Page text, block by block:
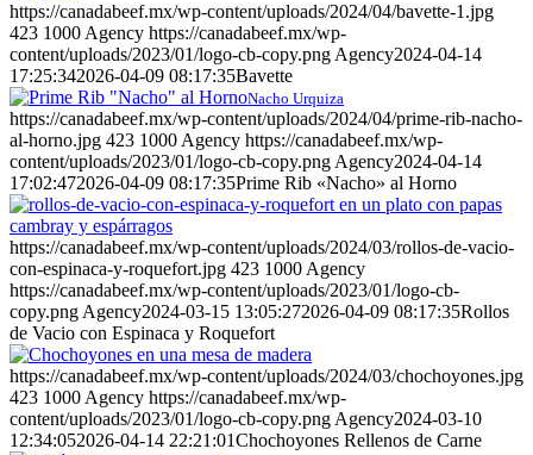
https://canadabeef.mx/wp-content/uploads/2024/04/bavette-1.jpg
423 1000 Agency https://canadabeef.mx/wp-
content/uploads/2023/01/logo-cb-copy.png Agency2024-04-14
17:25:342026-04-09 08:17:35Bavette
Nacho Urquiza
https://canadabeef.mx/wp-content/uploads/2024/04/prime-rib-nacho-
al-horno.jpg 423 1000 Agency https://canadabeef.mx/wp-
content/uploads/2023/01/logo-cb-copy.png Agency2024-04-14
17:02:472026-04-09 08:17:35Prime Rib «Nacho» al Horno
https://canadabeef.mx/wp-content/uploads/2024/03/rollos-de-vacio-
con-espinaca-y-roquefort.jpg 423 1000 Agency
https://canadabeef.mx/wp-content/uploads/2023/01/logo-cb-
copy.png Agency2024-03-15 13:05:272026-04-09 08:17:35Rollos
de Vacio con Espinaca y Roquefort
https://canadabeef.mx/wp-content/uploads/2024/03/chochoyones.jpg
423 1000 Agency https://canadabeef.mx/wp-
content/uploads/2023/01/logo-cb-copy.png Agency2024-03-10
12:34:052026-04-14 22:21:01Chochoyones Rellenos de Carne